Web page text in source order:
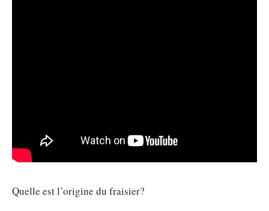
Quelle est l’origine du fraisier?